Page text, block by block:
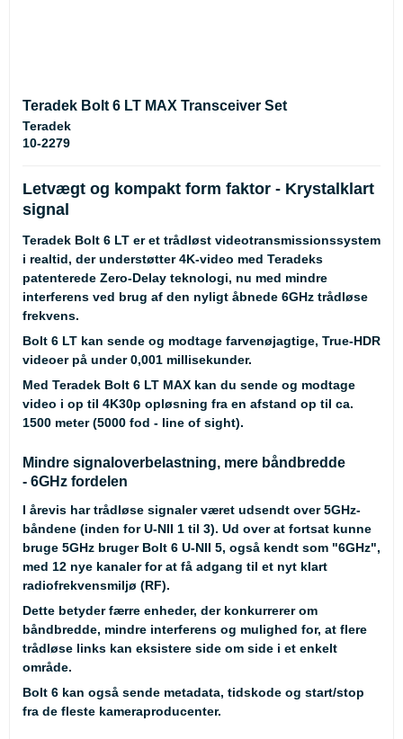
Teradek Bolt 6 LT MAX Transceiver Set
Teradek
10-2279
Letvægt og kompakt form faktor - Krystalklart
signal
Teradek Bolt 6 LT er et trådløst videotransmissionssystem
i realtid, der understøtter 4K-video med Teradeks
patenterede Zero-Delay teknologi, nu med mindre
interferens ved brug af den nyligt åbnede 6GHz trådløse
frekvens.
Bolt 6 LT kan sende og modtage farvenøjagtige, True-HDR
videoer på under 0,001 millisekunder.
Med Teradek Bolt 6 LT MAX kan du sende og modtage
video i op til 4K30p opløsning fra en afstand op til ca.
1500 meter (5000 fod - line of sight).
Mindre signaloverbelastning, mere båndbredde
- 6GHz fordelen
I årevis har trådløse signaler været udsendt over 5GHz-
båndene (inden for U-NII 1 til 3). Ud over at fortsat kunne
bruge 5GHz bruger Bolt 6 U-NII 5, også kendt som "6GHz",
med 12 nye kanaler for at få adgang til et nyt klart
radiofrekvensmiljø (RF).
Dette betyder færre enheder, der konkurrerer om
båndbredde, mindre interferens og mulighed for, at flere
trådløse links kan eksistere side om side i et enkelt
område.
Bolt 6 kan også sende metadata, tidskode og start/stop
fra de fleste kameraproducenter.